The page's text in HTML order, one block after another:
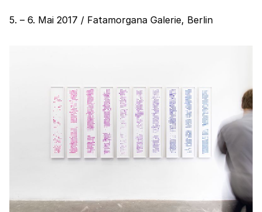
5. – 6. Mai 2017 / Fatamorgana Galerie, Berlin